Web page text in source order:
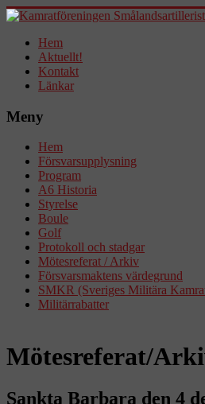
Hem
Aktuellt!
Kontakt
Länkar
Meny
Hem
Försvarsupplysning
Program
A6 Historia
Styrelse
Boule
Golf
Protokoll och stadgar
Mötesreferat / Arkiv
Försvarsmaktens värdegrund
SMKR (Sveriges Militära
Militärrabatter
Mötesreferat/
Sankta Barbara den 4